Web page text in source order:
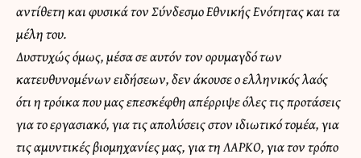
αντίθετη και φυσικά τον Σύνδεσμο Εθνικής Ενότητας και τα
μέλη του.
Δυστυχώς όμως, μέσα σε αυτόν τον ορυμαγδό των
κατευθυνομένων ειδήσεων, δεν άκουσε ο ελληνικός λαός
ότι η τρόικα που μας επεσκέφθη απέρριψε όλες τις προτάσεις
για το εργασιακό, για τις απολύσεις στον ιδιωτικό τομέα, για
τις αμυντικές βιομηχανίες μας, για τη ΛΑΡΚΟ, για τον τρόπο